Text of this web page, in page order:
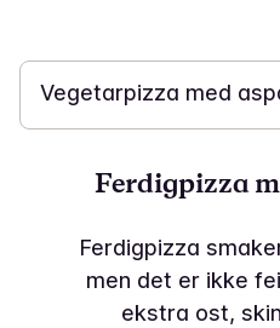
Vegetarpizza med
Ferdigpizza
Ferdigpizza
men det er ikke
ekstra ost,